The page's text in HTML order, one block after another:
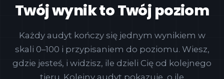
Twój wynik to Twój poziom
Każdy audyt kończy się jednym wynikiem w
skali 0–100 i przypisaniem do poziomu. Wiesz,
gdzie jesteś, i widzisz, ile dzieli Cię od kolejnego
tieru. Kolejny audyt pokazuje, o ile